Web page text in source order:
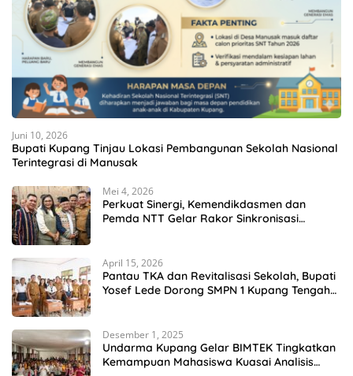
Juni 10, 2026
Bupati Kupang Tinjau Lokasi Pembangunan Sekolah Nasional
Terintegrasi di Manusak
Mei 4, 2026
Perkuat Sinergi, Kemendikdasmen dan
Pemda NTT Gelar Rakor Sinkronisasi
April 15, 2026
Pantau TKA dan Revitalisasi Sekolah, Bupati
Yosef Lede Dorong SMPN 1 Kupang Tengah
Desember 1, 2025
Undarma Kupang Gelar BIMTEK Tingkatkan
Kemampuan Mahasiswa Kuasai Analisis